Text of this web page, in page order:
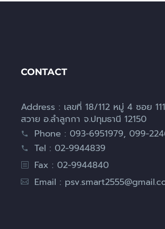
CONTACT
Address : เลขที่ 18/112 หมู่ 4 ซอย
สวาย อ.ลำลูกกา จ.ปทุมธานี 12150
Phone : 093-6951979, 099-
Tel : 02-9944839
Fax : 02-9944840
Email :